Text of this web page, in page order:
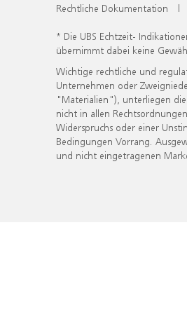
Rechtliche Dokumentation |
* Die UBS Echtzeit-
übernimmt dabei keine
Wichtige rechtliche und
Unternehmen oder
"Materialien"), unterliegen
nicht in allen
Widerspruchs oder einer
Bedingungen Vorrang.
und nicht eingetragenen